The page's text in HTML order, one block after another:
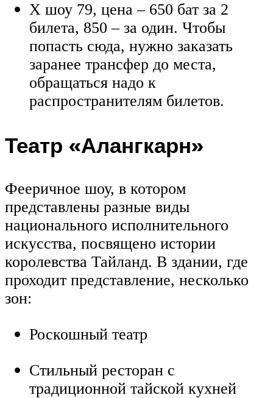
Х шоу 79, цена – 650 бат за 2
билета, 850 – за один. Чтобы
попасть сюда, нужно заказать
заранее трансфер до места,
обращаться надо к
распространителям билетов.
Театр «Алангкарн»
Фееричное шоу, в котором
представлены разные виды
национального исполнительного
искусства, посвящено истории
королевства Тайланд. В здании, где
проходит представление, несколько
зон:
Роскошный театр
Стильный ресторан с
традиционной тайской кухней